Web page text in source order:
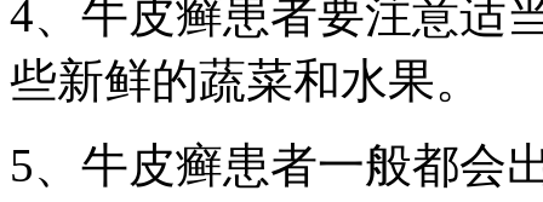
4、牛皮癣患者要注意适
些新鲜的蔬菜和水果。
5、牛皮癣患者一般都会